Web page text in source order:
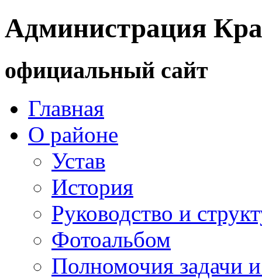
Администрация
официальный сайт
Главная
О районе
Устав
История
Руководство и
Фотоальбом
Полномочия задачи